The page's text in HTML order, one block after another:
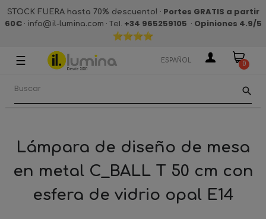
STOCK FUERA hasta 70% descuento! · Portes GRATIS a partir
60€· info@il-lumina.com · Tel. +34 965259105 · Opiniones 4.9/5
Navegación
palanca
☰ ESPAÑOL 0
search
Lámpara de diseño de mesa
en metal C_BALL T 50 cm con
esfera de vidrio opal E14